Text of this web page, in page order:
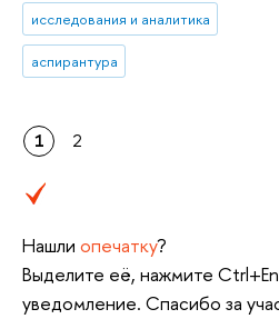
исследования и аналитика
аспирантура
1 2
Нашли опечатку?
Выделите её, нажмите
уведомление. Спасибо за